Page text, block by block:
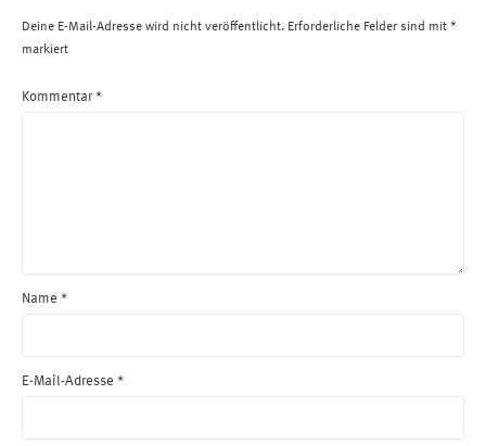
Deine E-Mail-Adresse wird nicht veröffentlicht. Erforderliche Felder sind mit *
markiert
Kommentar*
Name *
E-Mail-Adresse *